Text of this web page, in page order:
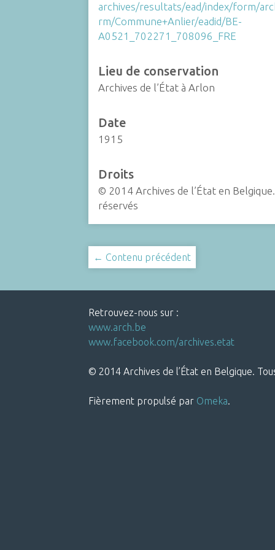
archives/resultats/ead/index/form/
rm/Commune+Anlier/eadid/BE-
A0521_702271_708096_FRE
Lieu de conservation
Archives de l’État à Arlon
Date
1915
Droits
© 2014 Archives de l’État en
réservés
← Contenu précédent
Retrouvez-nous sur :
www.arch.be
www.facebook.com/archives.etat
© 2014 Archives de l’État en Belgique.
Fièrement propulsé par Omeka.